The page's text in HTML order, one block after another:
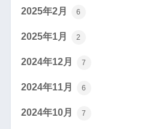
2025年2月 6
2025年1月 2
2024年12月 7
2024年11月 6
2024年10月 7